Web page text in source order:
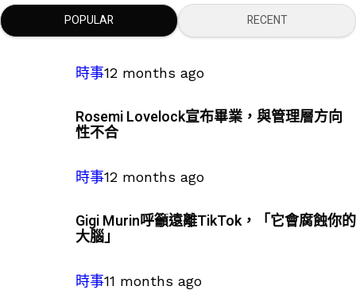
POPULAR RECENT
時事12 months ago
Rosemi Lovelock宣布畢業，與管理層方向
性不合
時事12 months ago
Gigi Murin呼籲遠離TikTok，「它會腐蝕你的
大腦」
時事11 months ago